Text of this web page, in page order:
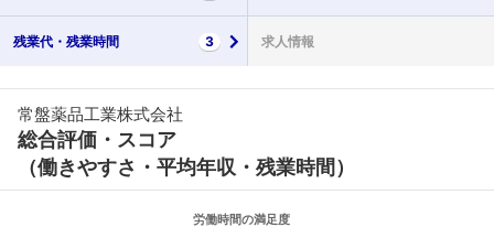
残業代・ 残業時間 3 求人情報
常盤薬品工業株式会社
総合評価・スコア
（働きやすさ・平均年収・残業時間）